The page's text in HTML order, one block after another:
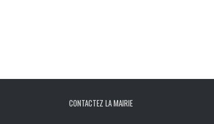
CONTACTEZ LA MAIRIE